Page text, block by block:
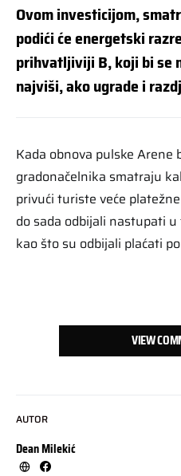
AUTOR
Dean Milekić
Ovom investicijom,
podići će energetski
prihvatljiviji B, koji bi se
najviši, ako ugrade i
Kada obnova pulske Arene
gradonačelnika smatraju
privući turiste veće
do sada odbijali nastupati
kao što su odbijali plaćati
VIEW